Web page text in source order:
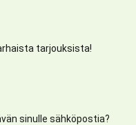
tarjouksista!
sinulle sähköpostia?